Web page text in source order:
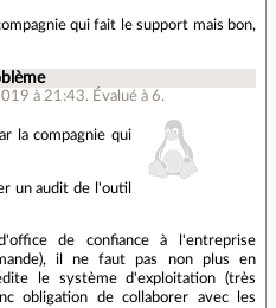
qui fait le support mais bon,
à 21:43. Évalué à6.
la compagnie qui
un audit de l'outil
de confiance à l'entreprise
il ne faut pas non plus en
le système d'exploitation (très
obligation de collaborer avec les